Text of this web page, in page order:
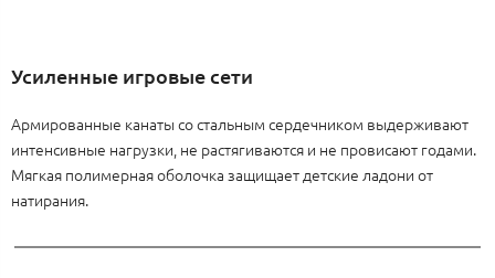
Усиленные игровые сети
Армированные канаты со стальным сердечником выдерживают
интенсивные нагрузки, не растягиваются и не провисают годами.
Мягкая полимерная оболочка защищает детские ладони от
натирания.